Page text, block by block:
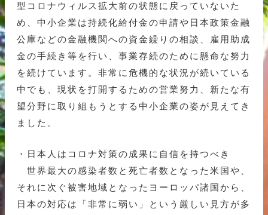
型コロナウィルス拡大前の状態に戻っていないた
め、中小企業は持続化給付金の申請や日本政策金融
公庫などの金融機関への資金繰りの相談、雇用助成
金の手続き等を行い、事業存続のために懸命な努力
を続けています。非常に危機的な状況が続いている
中でも、現状を打開するための営業努力、新たな有
望分野に取り組もうとする中小企業の姿が見えてき
ました。
・日本人はコロナ対策の成果に自信を持つべき
世界最大の感染者数と死亡者数となった米国や、
それに次ぐ被害地域となったヨーロッパ諸国から、
日本の対応は「非常に弱い」という厳しい見方が多